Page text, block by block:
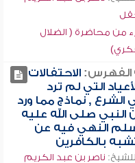
من محاضرة ( الضلال
الفهرس:الاحتفالات
التي لم ترد
الشرع , نماذج مما ورد
النبي صلى الله عليه
النهي فيه عن
بالكافرين
للشيخ: ناصر بن عبد الكريم